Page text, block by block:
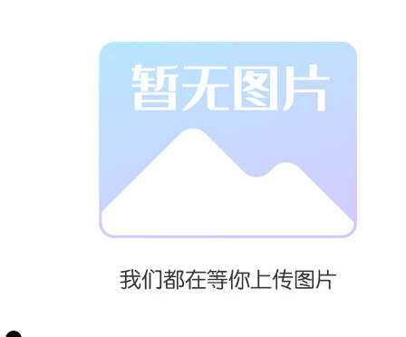
中，标识标牌
不仅是信息的
载体，更是企
业形象与产品